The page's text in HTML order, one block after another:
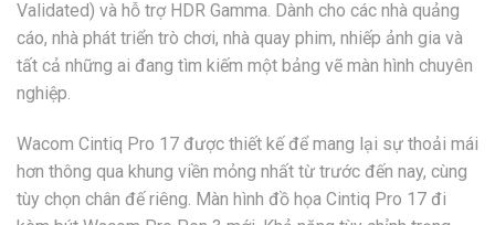
Validated) và hỗ trợ HDR Gamma. Dành cho các nhà quảng
cáo, nhà phát triển trò chơi, nhà quay phim, nhiếp ảnh gia và
tất cả những ai đang tìm kiếm một bảng vẽ màn hình chuyên
nghiệp.
Wacom Cintiq Pro 17 được thiết kế để mang lại sự thoải mái
hơn thông qua khung viền mỏng nhất từ ​​trước đến nay, cùng
tùy chọn chân đế riêng. Màn hình đồ họa Cintiq Pro 17 đi